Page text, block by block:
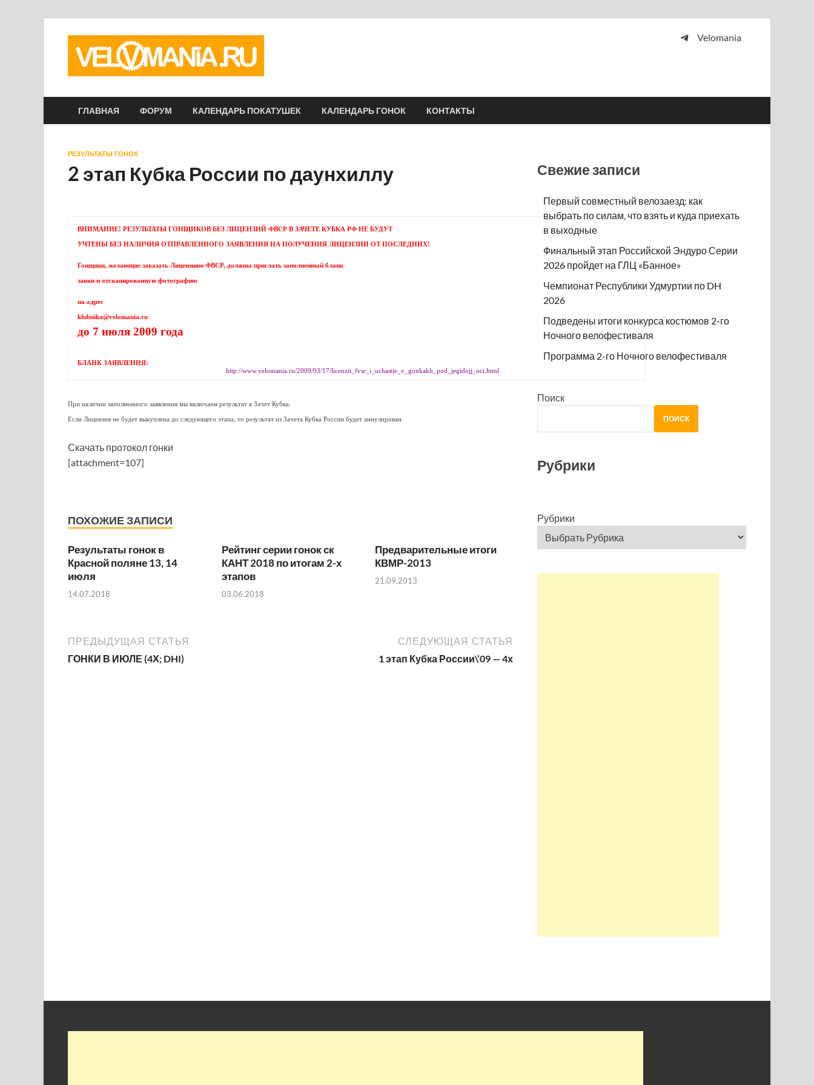
Velomania
ГЛАВНАЯ ФОРУМ КАЛЕНДАРЬ ПОКАТУШЕК КАЛЕНДАРЬ ГОНОК КОНТАКТЫ
РЕЗУЛЬТАТЫ ГОНОК
2 этап Кубка России по даунхиллу
ВНИМАНИЕ! РЕЗУЛЬТАТЫ ГОНЩИКОВ БЕЗ ЛИЦЕНЗИЙ ФВСР В ЗАЧЕТЕ КУБКА РФ НЕ БУДУТ
УЧТЕНЫ БЕЗ НАЛИЧИЯ ОТПРАВЛЕННОГО ЗАЯВЛЕНИЯ НА ПОЛУЧЕНИЯ ЛИЦЕНЗИИ ОТ ПОСЛЕДНИХ!
Гонщики, желающие заказать Лицензияю ФВСР, должны прислать заполненный бланк
завки и отсканированную фотографию
на адрес
klubnika@velomania.ru
до 7 июля 2009 года
БЛАНК ЗАЯВЛЕНИЯ:
http://www.velomania.ru/2009/03/17/licenzii_fvsr_i_uchastie_v_gonkakh_pod_jegidojj_uci.html
При наличии заполненного заявления мы включаем результат в Зачет Кубка.
Если Лицензия не будет выкуплена до следующего этапа, то результат из Зачета Кубка России будет аннулирован.
Скачать протокол гонки
[attachment=107]
ПОХОЖИЕ ЗАПИСИ
Результаты гонок в
Красной поляне 13, 14
июля
14.07.2018
Рейтинг серии гонок ск
КАНТ 2018 по итогам 2-х
этапов
03.06.2018
Предварительные итоги
КВМР-2013
21.09.2013
ПРЕДЫДУЩАЯ СТАТЬЯ
ГОНКИ В ИЮЛЕ (4Х; DHI)
СЛЕДУЮЩАЯ СТАТЬЯ
1 этап Кубка России\’09 — 4х
Свежие записи
Первый совместный велозаезд: как
выбрать по силам, что взять и куда приехать
в выходные
Финальный этап Российской Эндуро Серии
2026 пройдет на ГЛЦ «Банное»
Чемпионат Республики Удмуртии по DH
2026
Подведены итоги конкурса костюмов 2-го
Ночного велофестиваля
Программа 2-го Ночного велофестиваля
Поиск
ПОИСК
Рубрики
Рубрики